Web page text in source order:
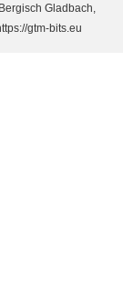
Gladbach,
gtm-bits.eu